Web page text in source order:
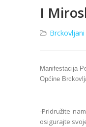
I
Brckovljani
Manifestacija
Općine
-Pridružite
osigurajte